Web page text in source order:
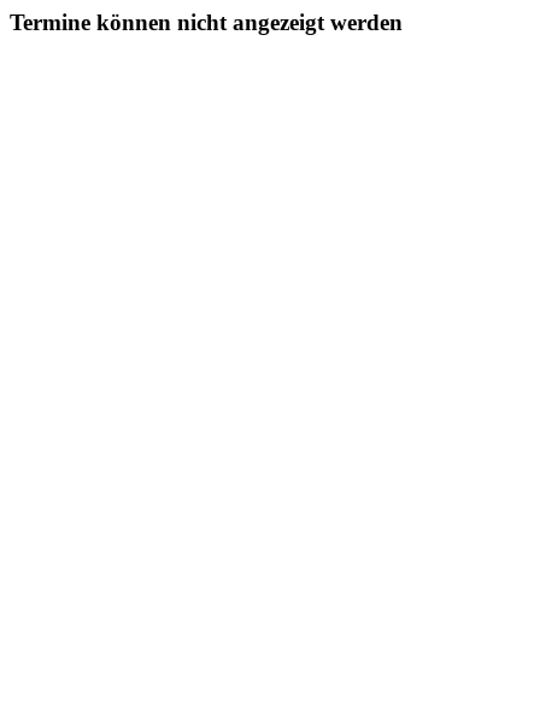
Termine können nicht angezeigt werden